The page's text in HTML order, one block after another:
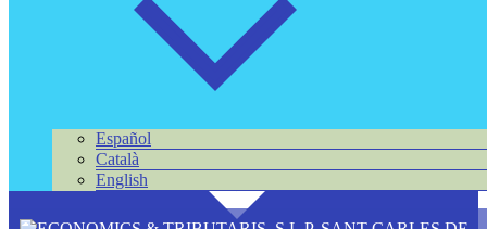
Español
Català
English